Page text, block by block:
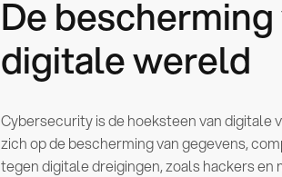
De bescherming
digitale wereld
Cybersecurity is de hoeksteen van digitale
zich op de bescherming van gegevens,
tegen digitale dreigingen, zoals hackers en